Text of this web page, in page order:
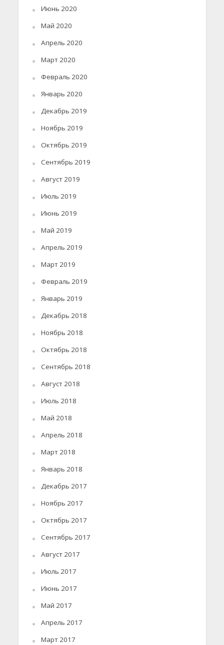
Июнь 2020
Май 2020
Апрель 2020
Март 2020
Февраль 2020
Январь 2020
Декабрь 2019
Ноябрь 2019
Октябрь 2019
Сентябрь 2019
Август 2019
Июль 2019
Июнь 2019
Май 2019
Апрель 2019
Март 2019
Февраль 2019
Январь 2019
Декабрь 2018
Ноябрь 2018
Октябрь 2018
Сентябрь 2018
Август 2018
Июль 2018
Май 2018
Апрель 2018
Март 2018
Январь 2018
Декабрь 2017
Ноябрь 2017
Октябрь 2017
Сентябрь 2017
Август 2017
Июль 2017
Июнь 2017
Май 2017
Апрель 2017
Март 2017